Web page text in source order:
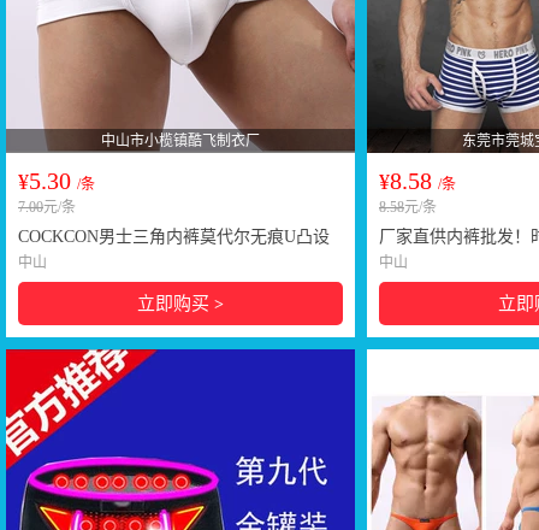
中山市小榄镇酷飞制衣厂
¥5.30 /条
7.00元/条
COCKCON男士三角内裤莫代尔无痕U凸设
计低腰抗菌三角裤 厂家批发
中山
立即购买 >
东莞市莞城
¥8.58 /条
8.58元/条
厂家直供内裤批发！
纹男士平角裤 1203
中山
立